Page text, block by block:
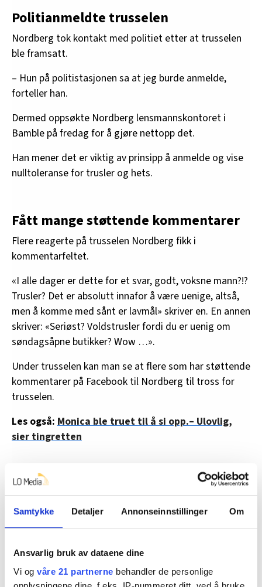
Samtykke Detaljer Annonseinnstillinger Om
Ansvarlig bruk av dataene dine
Vi og våre 21 partnerne behandler de personlige
Politianmeldte trusselen
Nordberg tok kontakt med politiet etter at trusselen
ble framsatt.
– Hun på politistasjonen sa at jeg burde anmelde,
forteller han.
Dermed oppsøkte Nordberg lensmannskontoret i
Bamble på fredag for å gjøre nettopp det.
Han mener det er viktig av prinsipp å anmelde og vise
nulltoleranse for trusler og hets.
Fått mange støttende kommentarer
Flere reagerte på trusselen Nordberg fikk i
kommentarfeltet.
«I alle dager er dette for et svar, godt, voksne mann?!?
Trusler? Det er absolutt innafor å være uenige, altså,
men å komme med sånt er lavmål» skriver en. En annen
skriver: «Seriøst? Voldstrusler fordi du er uenig om
søndagsåpne butikker? Wow …».
Under trusselen kan man se at flere som har støttende
kommentarer på Facebook til Nordberg til tross for
trusselen.
Les også: Monica ble truet til å si opp.– Ulovlig,
sier tingretten
Typisk turiststed
Bakgrunnen for saken er at kommunestyret i Bamble
nylig behandlet et spørsmål om kommunen skulle søke
defineres som et «typisk turiststed» i
sommermånedene. Formålet med en slik søknad var å
gi dagligvarebutikken på stedet lov til å holde åpent